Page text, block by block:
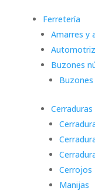
Ferretería
Amarres y
Automotriz
Buzones
Buzones
Cerraduras
Cerrojos
Manijas